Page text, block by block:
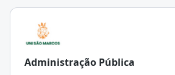
Administração Pública